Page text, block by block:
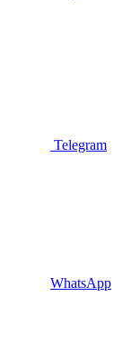
Telegram
WhatsApp